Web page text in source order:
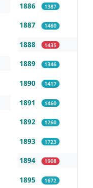
1886 1387
1887 1460
1888 1435
1889 1346
1890 1417
1891 1460
1892 1260
1893 1723
1894 1908
1895 1672